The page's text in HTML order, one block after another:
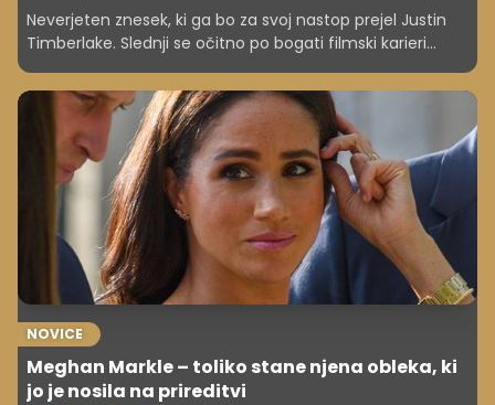
Neverjeten znesek, ki ga bo za svoj nastop prejel Justin
Timberlake. Slednji se očitno po bogati filmski karieri
NOVICE
Meghan Markle – toliko stane njena obleka, ki
jo je nosila na prireditvi